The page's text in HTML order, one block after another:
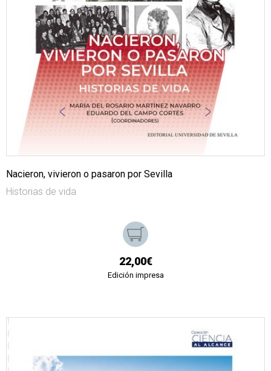
Nacieron, vivieron o pasaron por Sevilla
Historias de vida
22,00€
Edición impresa